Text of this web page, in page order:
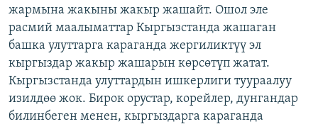
жармына жакыны жакыр жашайт. Ошол эле
расмий маалыматтар Кыргызстанда жашаган
башка улуттарга караганда жергиликтүү эл
кыргыздар жакыр жашарын көрсөтүп жатат.
Кыргызстанда улуттардын ишкерлиги туураалуу
изилдөө жок. Бирок орустар, корейлер, дунгандар
билинбеген менен, кыргыздарга караганда